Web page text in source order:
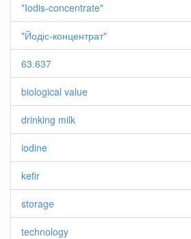
"Iodis-concentrate"
"Йодіс-концентрат"
63.637
biological value
drinking milk
iodine
kefir
storage
technology